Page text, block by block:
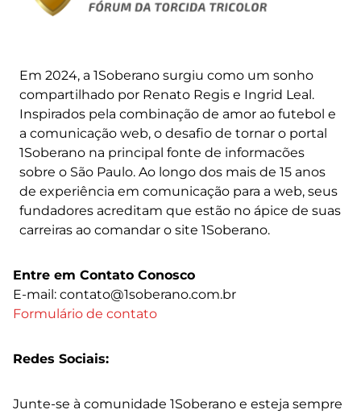
Em 2024, a 1Soberano surgiu como um sonho
compartilhado por Renato Regis e Ingrid Leal.
Inspirados pela combinação de amor ao futebol e
a comunicação web, o desafio de tornar o portal
1Soberano na principal fonte de informacões
sobre o São Paulo. Ao longo dos mais de 15 anos
de experiência em comunicação para a web, seus
fundadores acreditam que estão no ápice de suas
carreiras ao comandar o site 1Soberano.
Entre em Contato Conosco
E-mail: contato@1soberano.com.br
Formulário de contato
Redes Sociais:
Junte-se à comunidade 1Soberano e esteja sempre